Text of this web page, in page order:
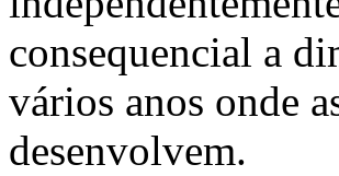
consequencial a
vários anos onde
desenvolvem.